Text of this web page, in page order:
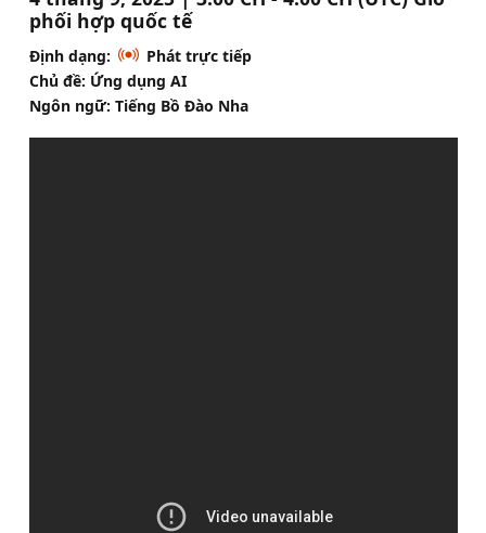
phối hợp quốc tế
Định dạng:
Phát trực tiếp
Chủ đề: Ứng dụng AI
Ngôn ngữ: Tiếng Bồ Đào Nha